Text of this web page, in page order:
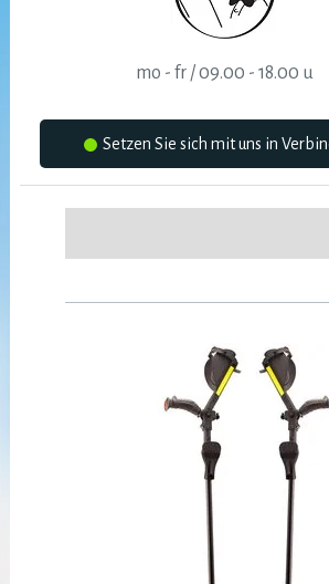
mo - fr / 09.00 - 18.00 u
Setzen Sie sich mit uns in